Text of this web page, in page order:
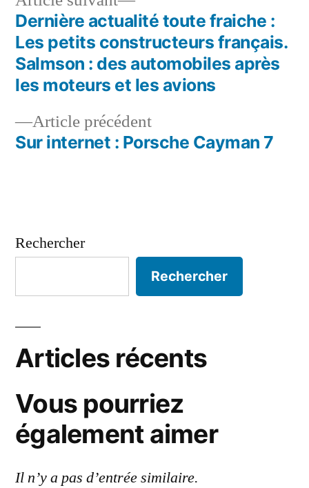
Navigation
de
l’article
Article précédentArticle
précédent :
Sur internet : Porsche Cayman 7
suivant :
Dernière actualité toute fraiche :
Les petits constructeurs français.
Salmson : des automobiles après
les moteurs et les avions
Rechercher
Rechercher
Articles récents
Vous pourriez
également aimer
Il n’y a pas d’entrée similaire.